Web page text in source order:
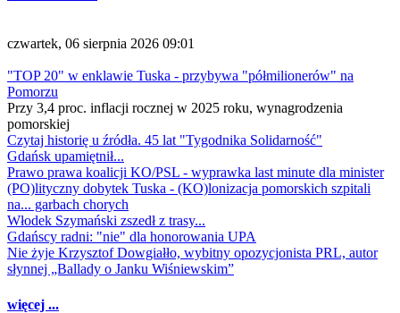
czwartek, 06 sierpnia 2026 09:01
"TOP 20" w enklawie Tuska - przybywa "półmilionerów" na
Pomorzu
Przy 3,4 proc. inflacji rocznej w 2025 roku, wynagrodzenia
pomorskiej
Czytaj historię u źródła. 45 lat "Tygodnika Solidarność"
Gdańsk upamiętnił...
Prawo prawa koalicji KO/PSL - wyprawka last minute dla minister
(PO)lityczny dobytek Tuska - (KO)lonizacja pomorskich szpitali
na... garbach chorych
Włodek Szymański zszedł z trasy...
Gdańscy radni: "nie" dla honorowania UPA
Nie żyje Krzysztof Dowgiałło, wybitny opozycjonista PRL, autor
słynnej „Ballady o Janku Wiśniewskim”
więcej ...